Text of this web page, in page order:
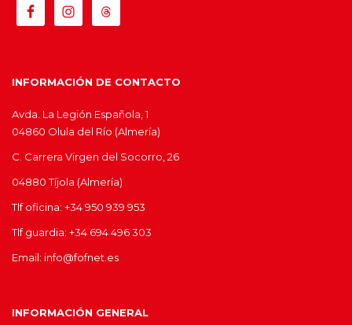
INFORMACIÓN DE CONTACTO
Avda. La Legión Española, 1
04860 Olula del Río (Almería)
C. Carrera Virgen del Socorro, 26
04880 Tíjola (Almería)
Tlf oficina: +34 950 939 953
Tlf guardia: +34 694 496 303
Email: info@fofnet.es
INFORMACIÓN GENERAL